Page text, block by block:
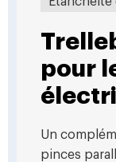
pour
Un
pinces